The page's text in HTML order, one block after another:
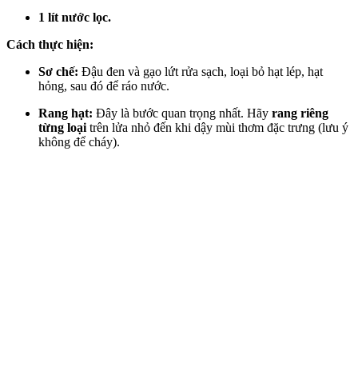
1 lít nước lọc.
Cách thực hiện:
Sơ chế: Đậu đen và gạo lứt rửa sạch, loại bỏ hạt lép, hạt
hỏng, sau đó để ráo nước.
Rang hạt: Đây là bước quan trọng nhất. Hãy rang riêng
từng loại trên lửa nhỏ đến khi dậy mùi thơm đặc trưng (lưu ý
không để cháy).